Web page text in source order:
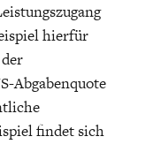
hierfür
Abgabenquote
findet sich